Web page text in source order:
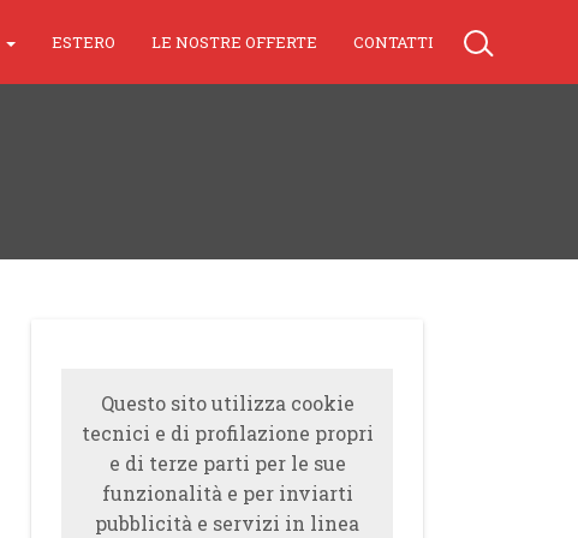
ESTERO LE NOSTRE OFFERTE CONTATTI
Questo sito utilizza cookie
tecnici e di profilazione propri
e di terze parti per le sue
funzionalità e per inviarti
pubblicità e servizi in linea